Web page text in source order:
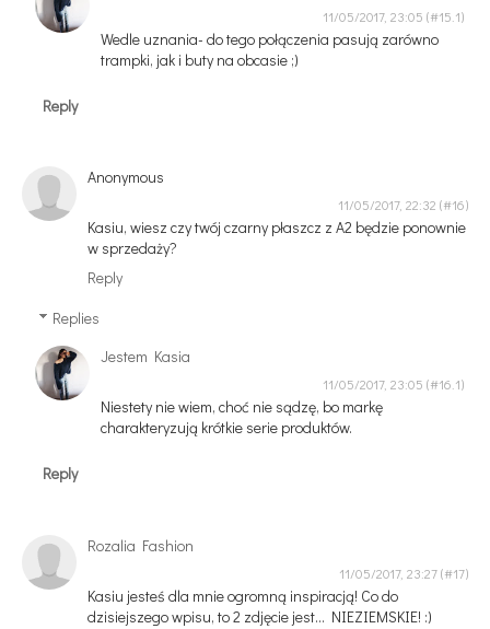
11/05/2017, 23:05
Wedle uznania- do tego połączenia pasują zarówno
trampki, jak i buty na obcasie ;)
Reply
Anonymous
11/05/2017, 22:32
Kasiu, wiesz czy twój czarny płaszcz z A2 będzie ponownie
w sprzedaży?
Reply
Replies
Jestem Kasia
11/05/2017, 23:05
Niestety nie wiem, choć nie sądzę, bo markę
charakteryzują krótkie serie produktów.
Reply
Rozalia Fashion
11/05/2017, 23:27
Kasiu jesteś dla mnie ogromną inspiracją! Co do
dzisiejszego wpisu, to 2 zdjęcie jest... NIEZIEMSKIE! :)